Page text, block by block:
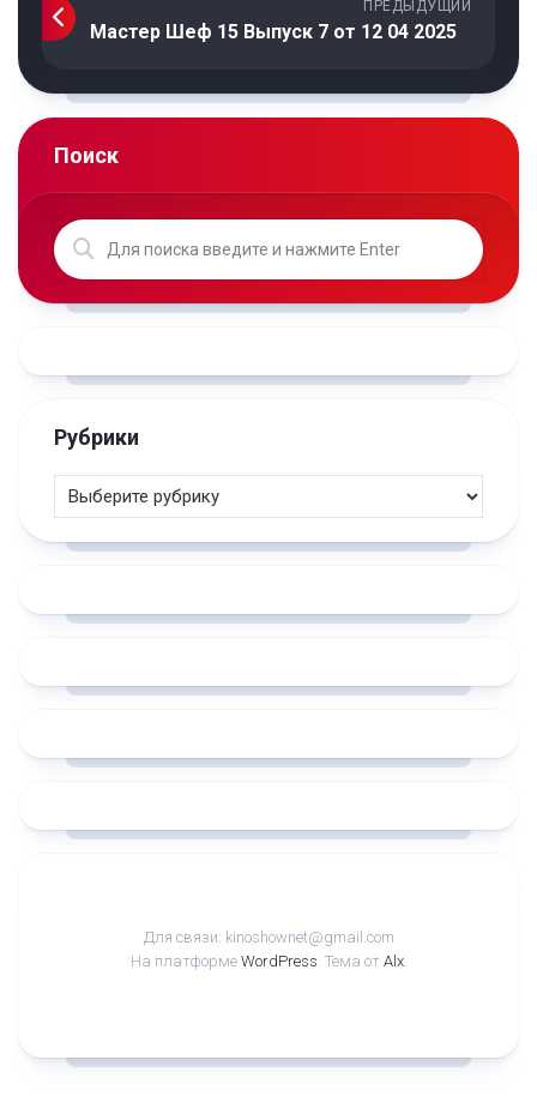
ПРЕДЫДУЩИЙ
Мастер Шеф 15 Выпуск 7 от 12 04 2025
Поиск
Рубрики
Для связи: kinoshownet@gmail.com
На платформе WordPress. Тема от Alx.